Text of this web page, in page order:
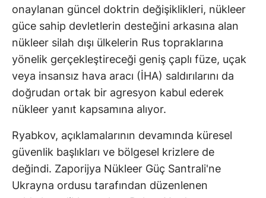
onaylanan güncel doktrin değişiklikleri, nükleer
güce sahip devletlerin desteğini arkasına alan
nükleer silah dışı ülkelerin Rus topraklarına
yönelik gerçekleştireceği geniş çaplı füze, uçak
veya insansız hava aracı (İHA) saldırılarını da
doğrudan ortak bir agresyon kabul ederek
nükleer yanıt kapsamına alıyor.
Ryabkov, açıklamalarının devamında küresel
güvenlik başlıkları ve bölgesel krizlere de
değindi. Zaporijya Nükleer Güç Santrali'ne
Ukrayna ordusu tarafından düzenlenen